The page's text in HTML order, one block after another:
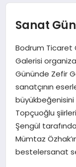
SIYASET
MAGAZIN
KÖŞE YAZILARI
Sanat
Bodrum Ticaret
Galerisi
Gününde Zefir
sanatçının
büyükbeğenisini
Topçuoğlu
Şengül
Mümtaz
bestelersanat